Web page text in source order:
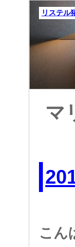
リステル
マ
こん